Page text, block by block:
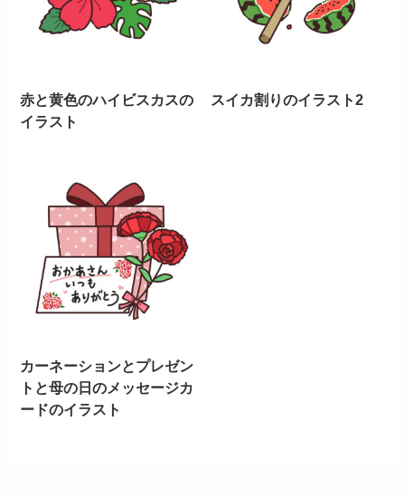
赤と黄色のハイビスカスの
イラスト
スイカ割りのイラスト2
カーネーションとプレゼン
トと母の日のメッセージカ
ードのイラスト